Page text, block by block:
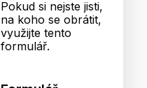
Pokud si nejste jisti,
na koho se obrátit,
využijte tento
formulář.